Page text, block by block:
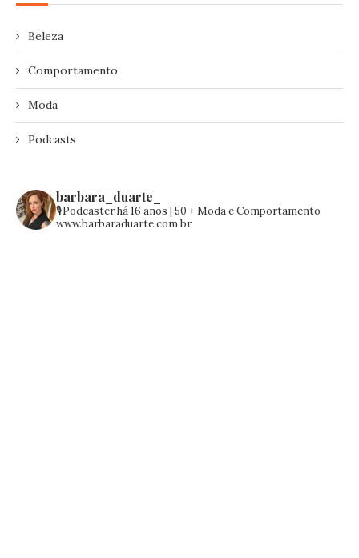
Beleza
Comportamento
Moda
Podcasts
barbara_duarte_
🎙️Podcaster há 16 anos | 50 +Moda e Comportamento
www.barbaraduarte.com.br